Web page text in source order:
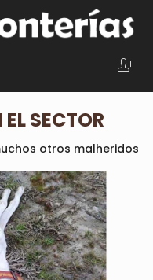
SECTOR
otros malheridos